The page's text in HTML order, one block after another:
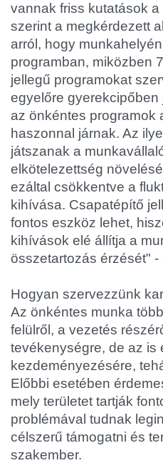
vannak friss kutatások
szerint a megkérdezett
arról, hogy
programban, miközben
jellegű programokat
egyelőre
az önkéntes programok
haszonnal járnak. Az
játszanak a
elkötelezettség
ezáltal csökkentve a
kihívása. Csapatépítő
fontos eszköz lehet,
kihívások elé állítja a
összetartozás érzését"
Hogyan szervezzünk
Az önkéntes munka
felülről, a vezetés
tevékenységre, de az is
kezdeményezésére,
Előbbi esetében
mely területet tartják
problémával tudnak
célszerű támogatni és
szakember.